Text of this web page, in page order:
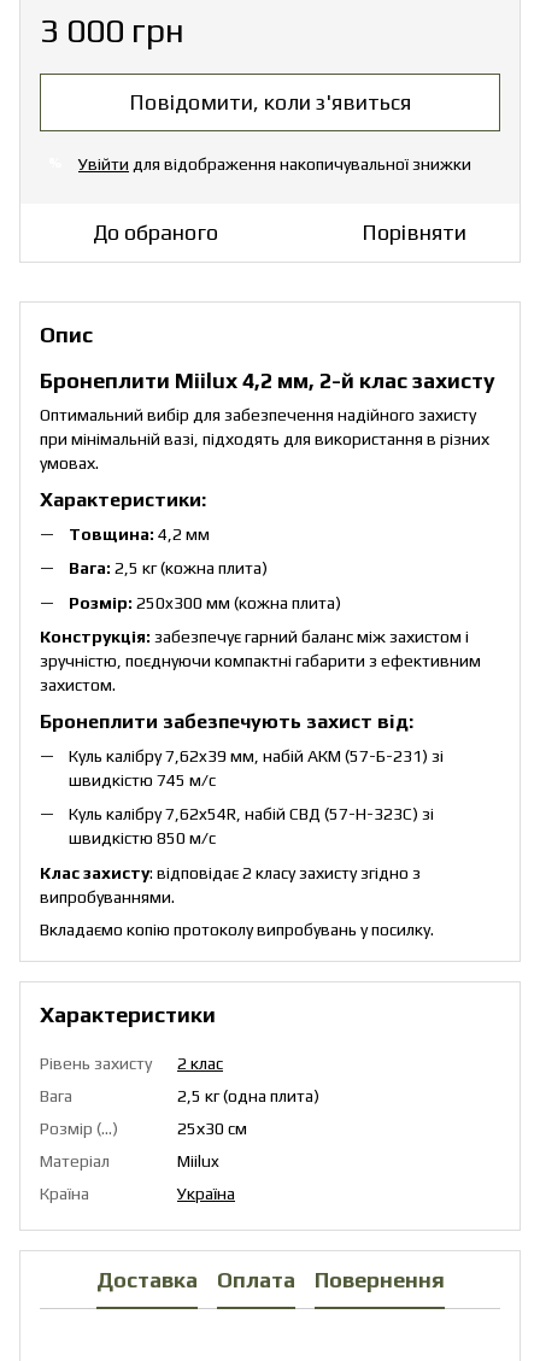
3 000 грн
Повідомити, коли з'явиться
Увійти для відображення накопичувальної знижки
До обраного Порівняти
Опис
Бронеплити Miilux 4,2 мм, 2-й клас захисту
Оптимальний вибір для забезпечення надійного захисту
при мінімальній вазі, підходять для використання в різних
умовах.
Характеристики:
Товщина: 4,2 мм
Вага: 2,5 кг (кожна плита)
Розмір: 250x300 мм (кожна плита)
Конструкція: забезпечує гарний баланс між захистом і
зручністю, поєднуючи компактні габарити з ефективним
захистом.
Бронеплити забезпечують захист від:
Куль калібру 7,62x39 мм, набій АКМ (57-Б-231) зі
швидкістю 745 м/с
Куль калібру 7,62x54R, набій СВД (57-Н-323С) зі
швидкістю 850 м/с
Клас захисту: відповідає 2 класу захисту згідно з
випробуваннями.
Вкладаємо копію протоколу випробувань у посилку.
Характеристики
Рівень захисту
2 клас
Вага
2,5 кг (одна плита)
Розмір (...)
25х30 см
Матеріал
Miilux
Країна
Україна
Доставка Оплата Повернення